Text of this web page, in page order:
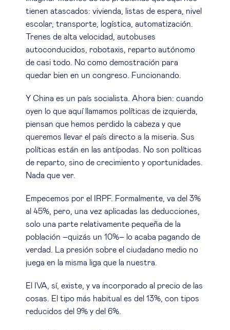
tienen atascados: vivienda, listas de espera, nivel
escolar, transporte, logística, automatización.
Trenes de alta velocidad, autobuses
autoconducidos, robotaxis, reparto autónomo
de casi todo. No como demostración para
quedar bien en un congreso. Funcionando.
Y China es un país socialista. Ahora bien: cuando
oyen lo que aquí llamamos políticas de izquierda,
piensan que hemos perdido la cabeza y que
queremos llevar el país directo a la miseria. Sus
políticas están en las antípodas. No son políticas
de reparto, sino de crecimiento y oportunidades.
Nada que ver.
Empecemos por el IRPF. Formalmente, va del 3%
al 45%, pero, una vez aplicadas las deducciones,
solo una parte relativamente pequeña de la
población –quizás un 10%– lo acaba pagando de
verdad. La presión sobre el ciudadano medio no
juega en la misma liga que la nuestra.
El IVA, sí, existe, y va incorporado al precio de las
cosas. El tipo más habitual es del 13%, con tipos
reducidos del 9% y del 6%.